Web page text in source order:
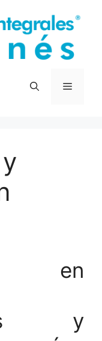
Menú
en
y